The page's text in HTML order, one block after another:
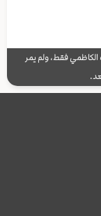
فقط، ولم يمر